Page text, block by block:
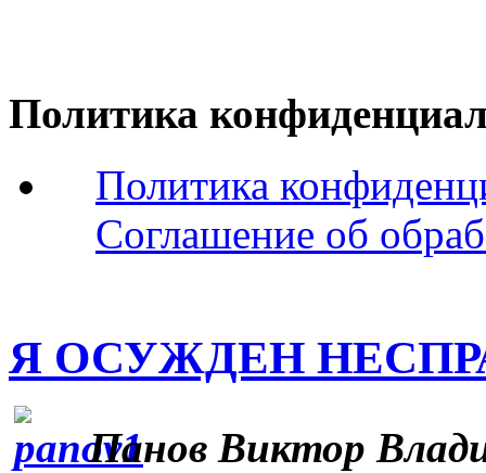
Политика
Политика
Соглашение об
Я ОСУЖДЕН
Панов Виктор